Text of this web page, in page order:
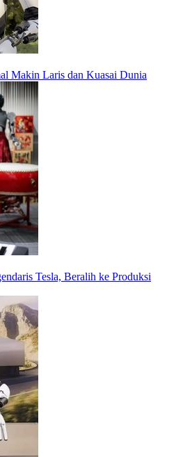
Makin Laris dan Kuasai Dunia
Tesla, Beralih ke Produksi